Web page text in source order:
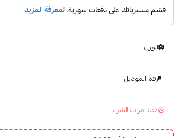
الوزن
رقم الموديل
عدد مرات الشراء